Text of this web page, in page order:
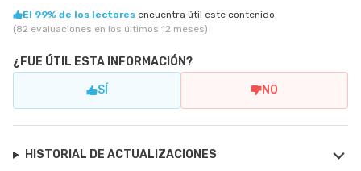
El 99% de los lectores encuentra útil este contenido
(82 evaluaciones en los últimos 12 meses)
¿FUE ÚTIL ESTA INFORMACIÓN?
SÍ NO
HISTORIAL DE ACTUALIZACIONES